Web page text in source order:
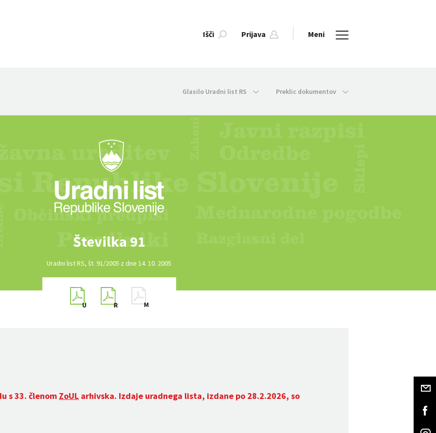
Išči Prijava Meni
Glasilo Uradni list RS Preklic dokumentov
Številka 91
Uradni list RS, št. 91/2005 z dne 14. 10. 2005
s 33. členom ZoUL arhivska. Izdaje uradnega lista, izdane po 28.2.2026, so